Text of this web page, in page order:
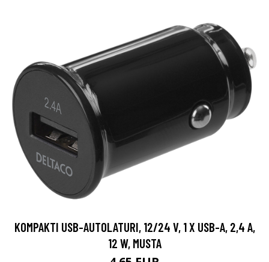
KOMPAKTI USB-AUTOLATURI, 12/24 V, 1 X USB-A, 2,4 A,
12 W, MUSTA